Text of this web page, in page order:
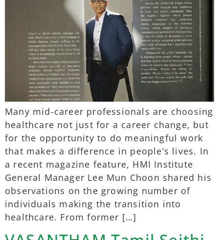
Many mid-career professionals are choosing
healthcare not just for a career change, but
for the opportunity to do meaningful work
that makes a difference in people’s lives. In
a recent magazine feature, HMI Institute
General Manager Lee Mun Choon shared his
observations on the growing number of
individuals making the transition into
healthcare. From former […]